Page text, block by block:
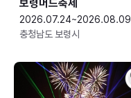
보령머드축제
2026.07.24~2026.08.09
충청남도 보령시